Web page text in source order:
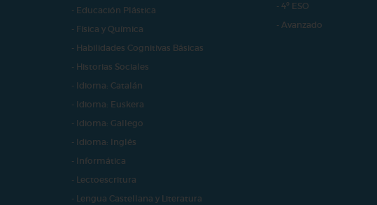
- Educación Plástica
- Física y Química
- Habilidades Cognitivas Básicas
- Historias Sociales
- Idioma: Catalán
- Idioma: Euskera
- Idioma: Gallego
- Idioma: Inglés
- Informática
- Lectoescritura
- Lengua Castellana y Literatura
- 4º ESO
- Avanzado